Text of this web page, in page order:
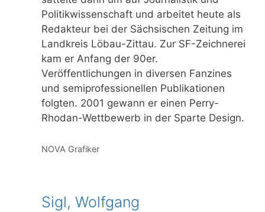
Politikwissenschaft und arbeitet heute als
Redakteur bei der Sächsischen Zeitung im
Landkreis Löbau-Zittau. Zur SF-Zeichnerei
kam er Anfang der 90er.
Veröffentlichungen in diversen Fanzines
und semiprofessionellen Publikationen
folgten. 2001 gewann er einen Perry-
Rhodan-Wettbewerb in der Sparte Design.
Kategorien
NOVA Grafiker
Sigl, Wolfgang